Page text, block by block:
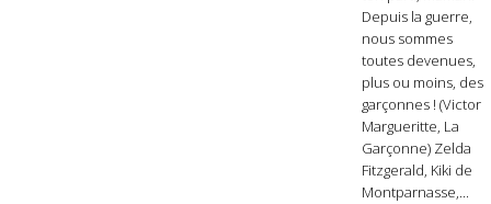
Depuis la guerre,
nous sommes
toutes devenues,
plus ou moins, des
garçonnes ! (Victor
Margueritte, La
Garçonne) Zelda
Fitzgerald, Kiki de
Montparnasse,...